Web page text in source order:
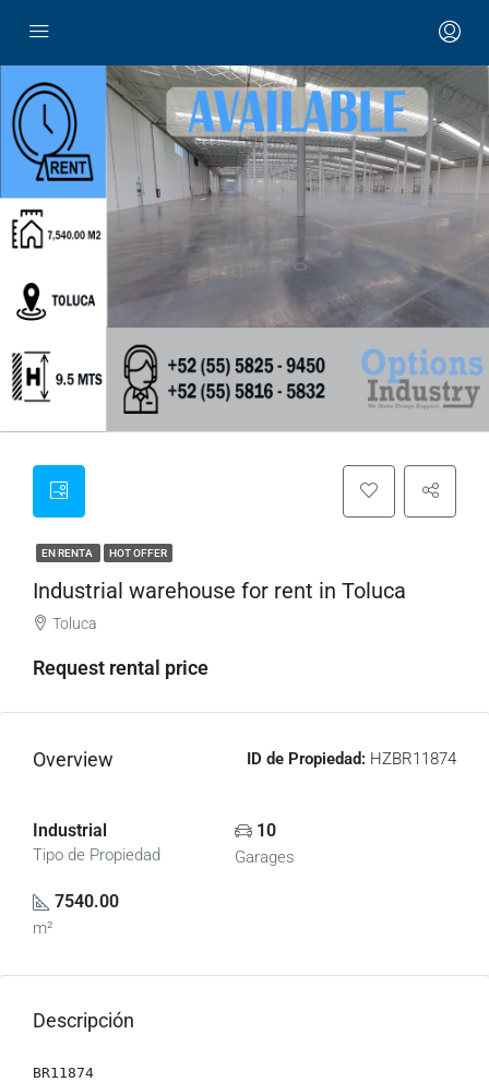
EN RENTA HOT OFFER
Industrial warehouse for rent in Toluca
Toluca
Request rental price
Overview ID de Propiedad: HZBR11874
Industrial
Tipo de Propiedad
10
Garages
7540.00
m²
Descripción
BR11874